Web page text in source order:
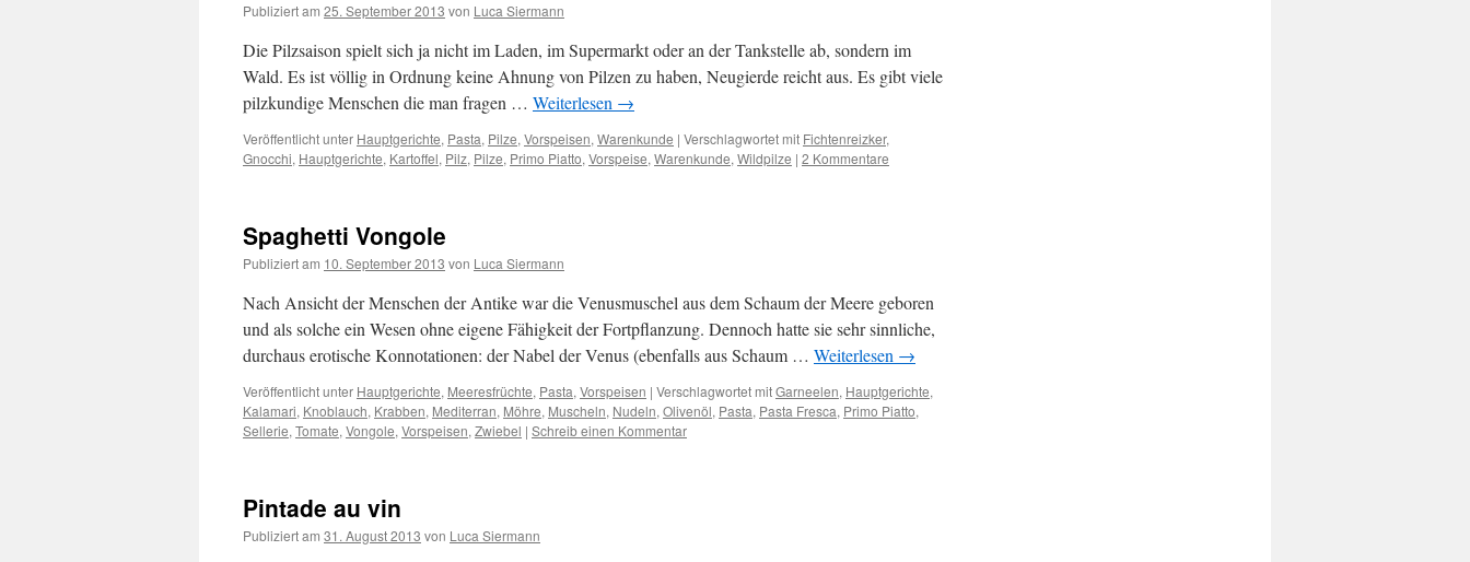
Publiziert am 25. September 2013 von Luca Siermann
Die Pilzsaison spielt sich ja nicht im Laden, im Supermarkt oder an der Tankstelle ab, sondern im
Wald. Es ist völlig in Ordnung keine Ahnung von Pilzen zu haben, Neugierde reicht aus. Es gibt viele
pilzkundige Menschen die man fragen … Weiterlesen →
Veröffentlicht unter Hauptgerichte, Pasta, Pilze, Vorspeisen, Warenkunde | Verschlagwortet mit Fichtenreizker,
Gnocchi, Hauptgerichte, Kartoffel, Pilz, Pilze, Primo Piatto, Vorspeise, Warenkunde, Wildpilze | 2 Kommentare
Spaghetti Vongole
Publiziert am 10. September 2013 von Luca Siermann
Nach Ansicht der Menschen der Antike war die Venusmuschel aus dem Schaum der Meere geboren
und als solche ein Wesen ohne eigene Fähigkeit der Fortpflanzung. Dennoch hatte sie sehr sinnliche,
durchaus erotische Konnotationen: der Nabel der Venus (ebenfalls aus Schaum … Weiterlesen →
Veröffentlicht unter Hauptgerichte, Meeresfrüchte, Pasta, Vorspeisen | Verschlagwortet mitGarneelen, Hauptgerichte,
Kalamari, Knoblauch, Krabben, Mediterran, Möhre, Muscheln, Nudeln, Olivenöl, Pasta, Pasta Fresca, Primo Piatto,
Sellerie, Tomate, Vongole, Vorspeisen, Zwiebel | Schreib einen Kommentar
Pintade au vin
Publiziert am 31. August 2013 von Luca Siermann